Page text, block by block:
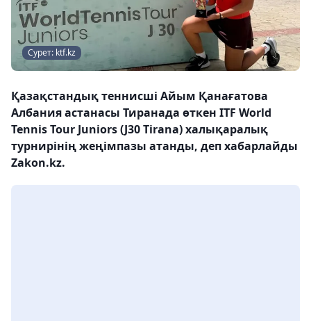
Сурет: ktf.kz
Қазақстандық теннисші Айым Қанағатова
Албания астанасы Тиранада өткен ITF World
Tennis Tour Juniors (J30 Tirana) халықаралық
турнирінің жеңімпазы атанды, деп хабарлайды
Zakon.kz.